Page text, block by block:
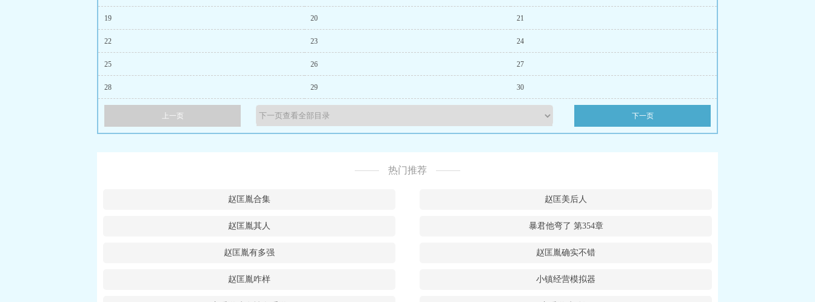
19 20 21
22 23 24
25 26 27
28 29 30
上一页 下一页
热门推荐
赵匡胤合集 赵匡美后人
赵匡胤其人 暴君他弯了 第354章
赵匡胤有多强 赵匡胤确实不错
赵匡胤咋样 小镇经营模拟器